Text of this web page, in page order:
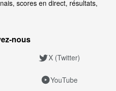
scores en direct, résultats,
X (Twitter)
YouTube